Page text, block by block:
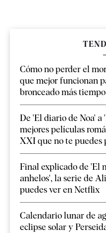
Cómo no perder el
que mejor funcionan
bronceado más tiempo
De 'El diario de Noa'
mejores películas
XXI que no te puedes
Final explicado de 'El
anhelos', la serie de
puedes ver en Netflix
Calendario lunar de
eclipse solar y